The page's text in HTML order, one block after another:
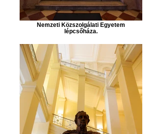
Nemzeti Közszolgálati Egyetem
lépcsőháza.